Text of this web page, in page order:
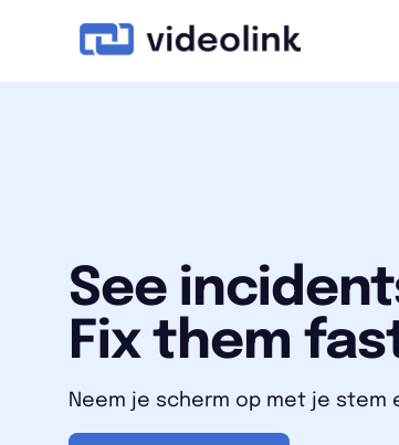
See
Fix them
Neem je scherm op met je stem